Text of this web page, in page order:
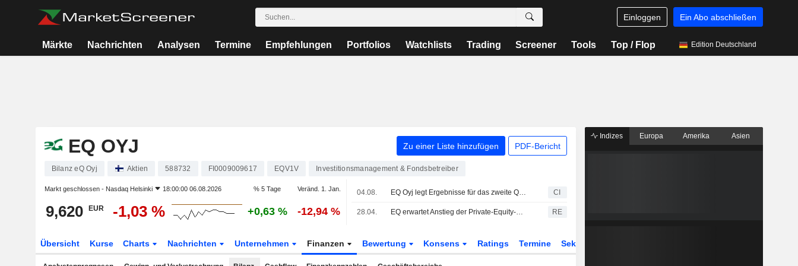
Einloggen Ein Abo abschließen
Märkte Nachrichten Analysen Termine Empfehlungen Portfolios Watchlists Trading Screener Tools Top / Flop Edition Deutschland
EQ OYJ Zu einer Liste hinzufügen PDF-Bericht
Bilanz eQ Oyj Aktien 588732 FI0009009617 EQV1V Investitionsmanagement & Fondsbetreiber
Markt geschlossen - Nasdaq Helsinki 18:00:00 06.08.2026 % 5 Tage Veränd. 1. Jan.
9,620 EUR -1,03 % +0,63 % -12,94 %
04.08. EQ Oyj legt Ergebnisse für das zweite Quartal und das erste Halbjahr bis zum 30. Juni 2026 vor CI
28.04. EQ erwartet Anstieg der Private-Equity-Gebühren für 2026 gegenüber 2025 RE
Übersicht Kurse Charts Nachrichten Unternehmen Finanzen Bewertung Konsens Ratings Termine Sektor
Indizes Europa Amerika Asien